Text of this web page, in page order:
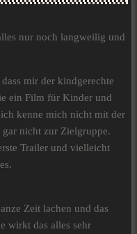
nur noch langweilig und
mir der kindgerechte
ein Film für Kinder und
kenne mich nicht mit der
nicht zur Zielgruppe.
Trailer und vielleicht
Zeit lachen und das
wirkt das alles sehr